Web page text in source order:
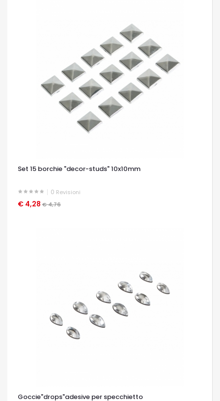
Set 15 borchie "decor-studs" 10x10mm
0 Revisioni
€ 4,28 € 4,76
OCCHIATA VELOCE
Goccie"drops"adesive per specchietto